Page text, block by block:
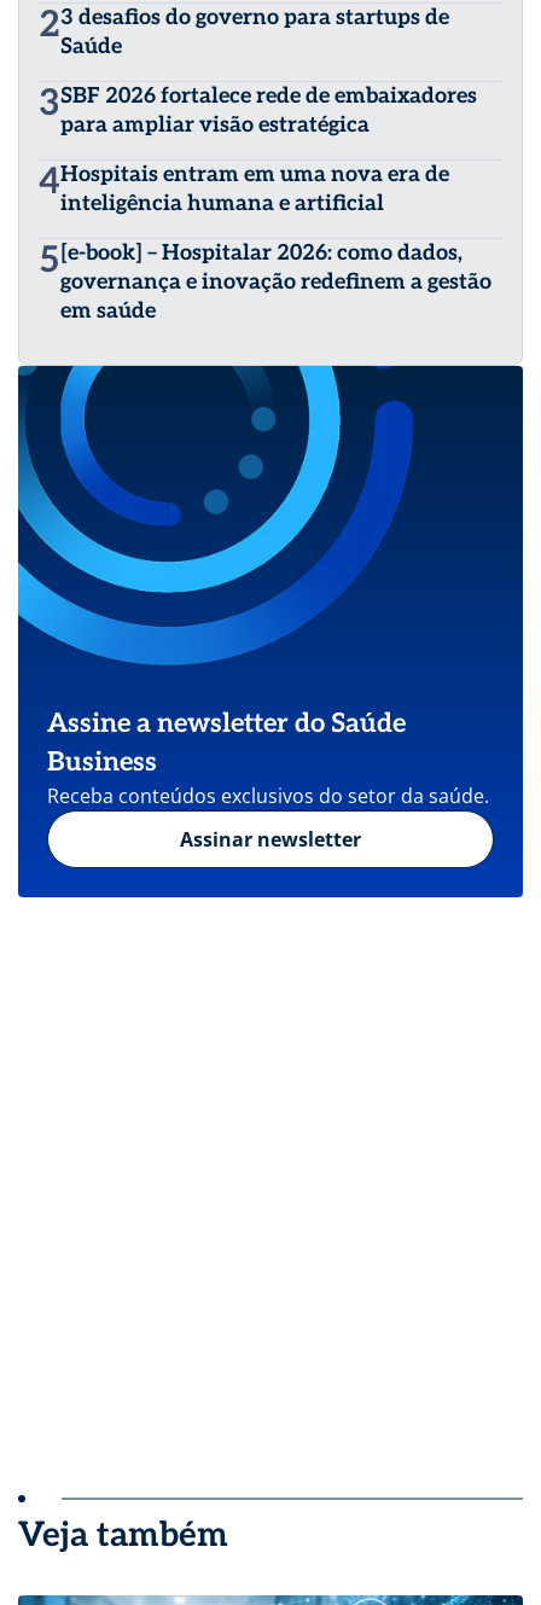
23 desafios do governo para startups de
Saúde
3SBF 2026 fortalece rede de embaixadores
para ampliar visão estratégica
4Hospitais entram em uma nova era de
inteligência humana e artificial
5 [e-book] – Hospitalar 2026: como dados,
governança e inovação redefinem a gestão
em saúde
Assine a newsletter do Saúde
Business
Receba conteúdos exclusivos do setor da saúde.
Assinar newsletter
Veja também